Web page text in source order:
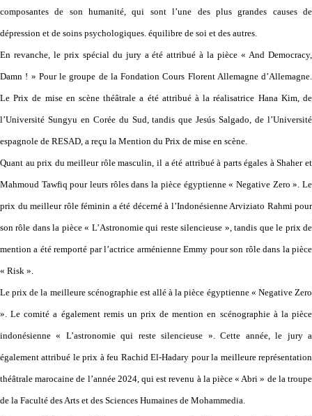
composantes de son humanité, qui sont l’une des plus grandes causes de
dépression et de soins psychologiques. équilibre de soi et des autres.
En revanche, le prix spécial du jury a été attribué à la pièce « And Democracy,
Damn ! » Pour le groupe de la Fondation Cours Florent Allemagne d’Allemagne.
Le Prix de mise en scène théâtrale a été attribué à la réalisatrice Hana Kim, de
l’Université Sungyu en Corée du Sud, tandis que Jesús Salgado, de l’Université
espagnole de RESAD, a reçu la Mention du Prix de mise en scène.
Quant au prix du meilleur rôle masculin, il a été attribué à parts égales à Shaher et
Mahmoud Tawfiq pour leurs rôles dans la pièce égyptienne « Negative Zero ». Le
prix du meilleur rôle féminin a été décerné à l’Indonésienne Arviziato Rahmi pour
son rôle dans la pièce « L’Astronomie qui reste silencieuse », tandis que le prix de
mention a été remporté par l’actrice arménienne Emmy pour son rôle dans la pièce
« Risk ».
Le prix de la meilleure scénographie est allé à la pièce égyptienne « Negative Zero
». Le comité a également remis un prix de mention en scénographie à la pièce
indonésienne « L’astronomie qui reste silencieuse ». Cette année, le jury a
également attribué le prix à feu Rachid El-Hadary pour la meilleure représentation
théâtrale marocaine de l’année 2024, qui est revenu à la pièce « Abri » de la troupe
de la Faculté des Arts et des Sciences Humaines de Mohammedia.